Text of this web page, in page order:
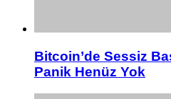
Bitcoin’de Sessiz
Panik Henüz Yok